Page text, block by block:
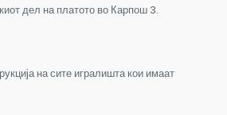
дел на платото во Карпош 3.
на сите игралишта кои имаат